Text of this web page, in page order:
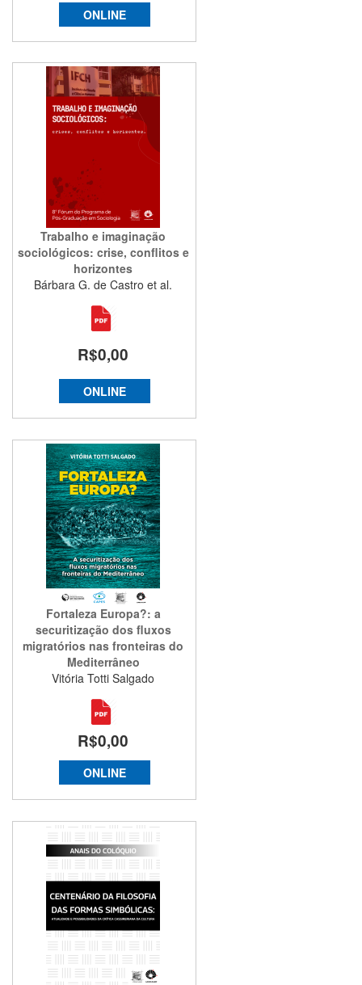
ONLINE
Trabalho e imaginação
sociológicos: crise, conflitos e
horizontes
Bárbara G. de Castro et al.
R$0,00
ONLINE
Fortaleza Europa?: a
securitização dos fluxos
migratórios nas fronteiras do
Mediterrâneo
Vitória Totti Salgado
R$0,00
ONLINE